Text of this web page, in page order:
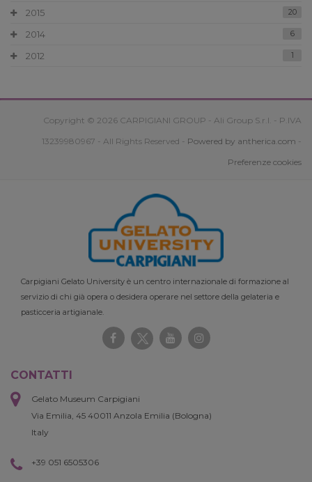
2015 20
2014 6
2012 1
Copyright © 2026 CARPIGIANI GROUP - Ali Group S.r.l. - P.IVA
13239980967 - All Rights Reserved - Powered by antherica.com -
Preferenze cookies
Carpigiani Gelato University è un centro internazionale di formazione al
servizio di chi già opera o desidera operare nel settore della gelateria e
pasticceria artigianale.
CONTATTI
Gelato Museum Carpigiani
Via Emilia, 45 40011 Anzola Emilia (Bologna)
Italy
+39 051 6505306